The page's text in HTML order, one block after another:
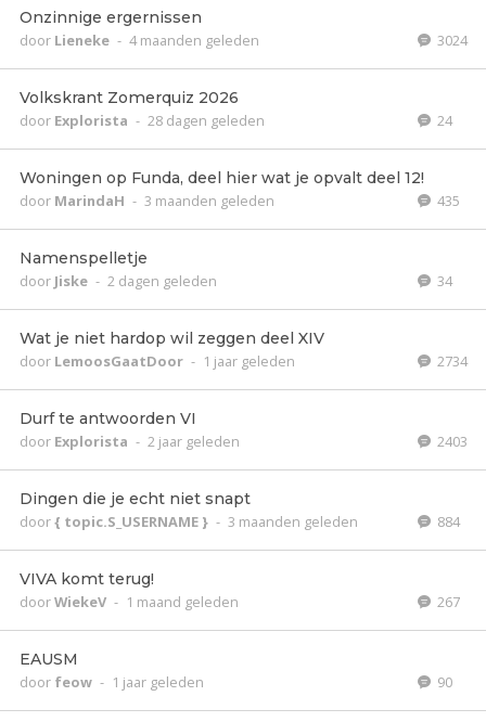
Onzinnige ergernissen
door Lieneke - 4 maanden geleden 3024
Volkskrant Zomerquiz 2026
door Explorista - 28 dagen geleden 24
Woningen op Funda, deel hier wat je opvalt deel 12!
door MarindaH - 3 maanden geleden 435
Namenspelletje
door Jiske - 2 dagen geleden 34
Wat je niet hardop wil zeggen deel XIV
door LemoosGaatDoor - 1 jaar geleden 2734
Durf te antwoorden VI
door Explorista - 2 jaar geleden 2403
Dingen die je echt niet snapt
door{ topic.S_USERNAME } - 3 maanden geleden 884
VIVA komt terug!
doorWiekeV - 1 maand geleden 267
EAUSM
door feow - 1 jaar geleden 90